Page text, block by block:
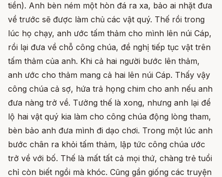
tiền). Anh bèn ném một hòn đá ra xa, bảo ai nhặt đưa
về trước sẽ được làm chủ các vật quý. Thế rồi trong
lúc họ chạy, anh ước tấm thảm cho mình lên núi Cáp,
rồi lại đưa về chỗ công chúa, đề nghị tiếp tục vật trên
tấm thảm của anh. Khi cả hai người bước lên thảm,
anh ước cho thảm mang cả hai lên núi Cáp. Thấy vậy
công chúa cả sợ, hứa trả họng chim cho anh nếu anh
đưa nàng trở về. Tưởng thế là xong, nhưng anh lại để
lộ hai vật quý kia làm cho công chúa động lòng tham,
bèn bảo anh đưa mình đi dạo chơi. Trong một lúc anh
bước chân ra khỏi tấm thảm, lập tức công chúa ước
trở về với bố. Thế là mất tất cả mọi thứ, chàng trẻ tuổi
chỉ còn biết ngồi mà khóc. Cũng gần giống các truyện